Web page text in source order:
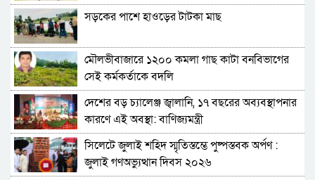
সড়কের পাশে হাওড়ের টাটকা মাছ
মৌলভীবাজারে ১২০০ কমলা গাছ কাটা বনবিভাগের
সেই কর্মকর্তাকে বদলি
দেশের বড় চ্যালেঞ্জ জ্বালানি, ১৭ বছরের অব্যবস্থাপনার
কারণে এই অবস্থা: বাণিজ্যমন্ত্রী
সিলেটে জুলাই শহিদ স্মৃতিস্তম্ভে পুষ্পস্তবক অর্পণ :
জুলাই গণঅভ্যুত্থান দিবস ২০২৬